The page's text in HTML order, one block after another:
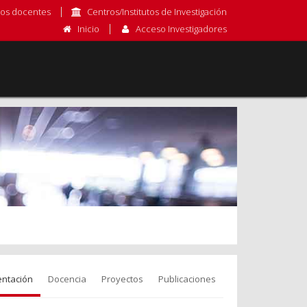
docentes
Centros/Institutos de Investigación
Inicio
Acceso Investigadores
Docencia Proyectos Publicaciones